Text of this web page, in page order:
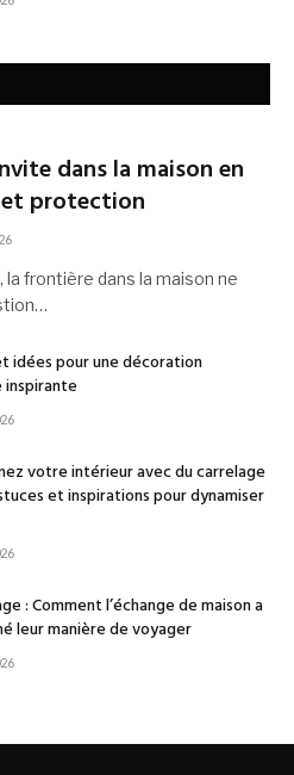
dans la maison en
protection
frontière dans la maison ne
idées pour une décoration
votre intérieur avec du carrelage
et inspirations pour dynamiser
: Comment l’échange de maison a
leur manière de voyager